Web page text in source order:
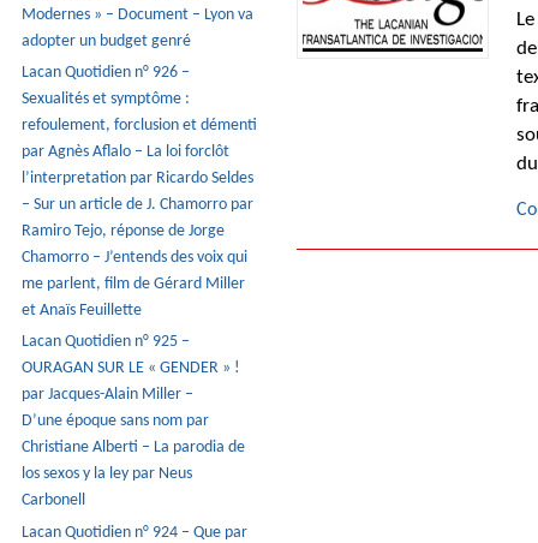
Modernes » – Document – Lyon va
adopter un budget genré
Lacan Quotidien n° 926 –
Sexualités et symptôme :
refoulement, forclusion et démenti
par Agnès Aflalo – La loi forclôt
l’interpretation par Ricardo Seldes
– Sur un article de J. Chamorro par
Ramiro Tejo, réponse de Jorge
Chamorro – J’entends des voix qui
me parlent, film de Gérard Miller
et Anaïs Feuillette
Lacan Quotidien n° 925 –
OURAGAN SUR LE « GENDER » !
par Jacques-Alain Miller –
D’une époque sans nom par
Christiane Alberti – La parodia de
los sexos y la ley par Neus
Carbonell
Lacan Quotidien n° 924 – Que par